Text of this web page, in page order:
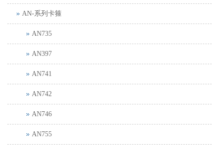
AN-系列卡箍
AN735
AN397
AN741
AN742
AN746
AN755